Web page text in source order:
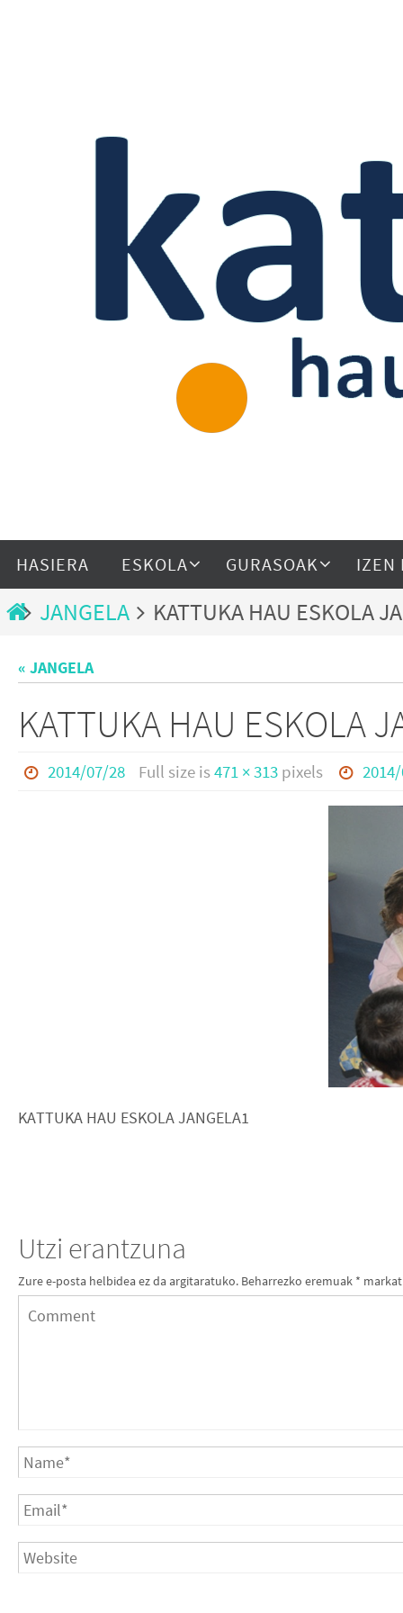
HASIERA ESKOLA GURASOAK IZEN
JANGELA KATTUKA HAU ESKOLA
« JANGELA
KATTUKA HAU ESKOLA
2014/07/28 Full size is471 × 313pixels
KATTUKA HAU ESKOLA JANGELA1
Utzi erantzuna
Zure e-posta helbidea ez da argitaratuko. Beharrezko eremuak *